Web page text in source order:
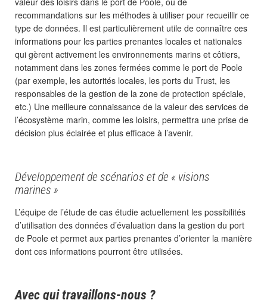
recommandations sur les méthodes à utiliser pour recueillir ce
type de données. Il est particulièrement utile de connaître ces
informations pour les parties prenantes locales et nationales
qui gèrent activement les environnements marins et côtiers,
notamment dans les zones fermées comme le port de Poole
(par exemple, les autorités locales, les ports du Trust, les
responsables de la gestion de la zone de protection spéciale,
etc.) Une meilleure connaissance de la valeur des services de
l’écosystème marin, comme les loisirs, permettra une prise de
décision plus éclairée et plus efficace à l’avenir.
Développement de scénarios et de « visions
marines »
L’équipe de l’étude de cas étudie actuellement les possibilités
d’utilisation des données d’évaluation dans la gestion du port
de Poole et permet aux parties prenantes d’orienter la manière
dont ces informations pourront être utilisées.
Avec qui travaillons-nous ?